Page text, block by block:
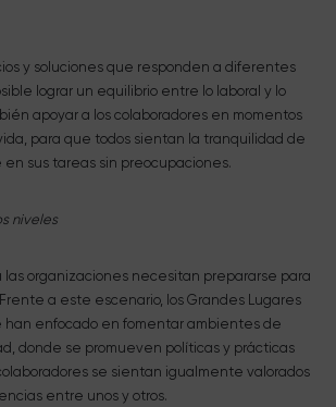
y soluciones que responden a diferentes
lograr un equilibrio entre lo laboral y lo
apoyar a los colaboradores en momentos
para que todos sientan la tranquilidad de
sus tareas sin preocupaciones.
niveles
las organizaciones necesitan prepararse para
a este escenario, los Grandes Lugares
han enfocado en fomentar ambientes de
donde se promueven políticas y prácticas
se sientan igualmente valorados
entre unos y otros.